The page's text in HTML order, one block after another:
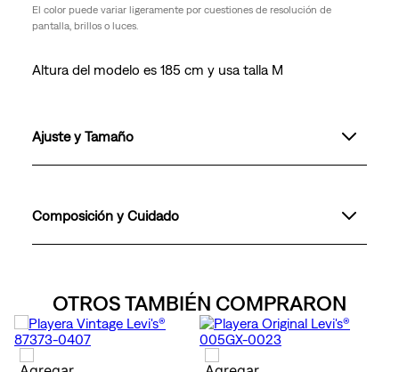
El color puede variar ligeramente por cuestiones de resolución de
pantalla, brillos o luces.
Altura del modelo es 185 cm y usa talla M
Ajuste y Tamaño
Composición y Cuidado
OTROS TAMBIÉN COMPRARON